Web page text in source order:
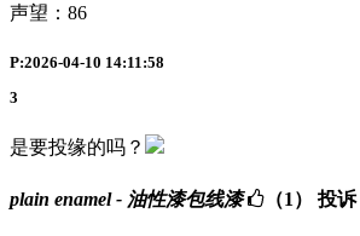
声望： 86
P:2026-04-10 14:11:58
3
是要投缘的吗？
plain enamel - 油性漆包线漆 （1） 投诉